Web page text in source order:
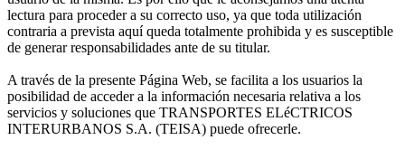
lectura para proceder a su correcto uso, ya que toda utilización
contraria a prevista aquí queda totalmente prohibida y es susceptible
de generar responsabilidades ante de su titular.
A través de la presente Página Web, se facilita a los usuarios la
posibilidad de acceder a la información necesaria relativa a los
servicios y soluciones que TRANSPORTES ELéCTRICOS
INTERURBANOS S.A. (TEISA) puede ofrecerle.